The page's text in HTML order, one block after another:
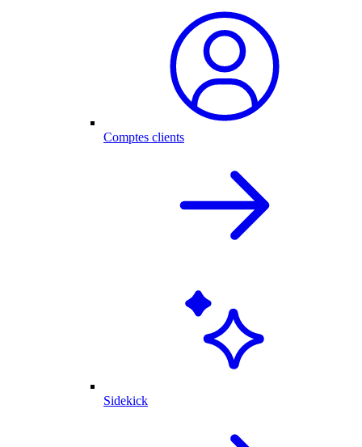
Comptes clients
Sidekick